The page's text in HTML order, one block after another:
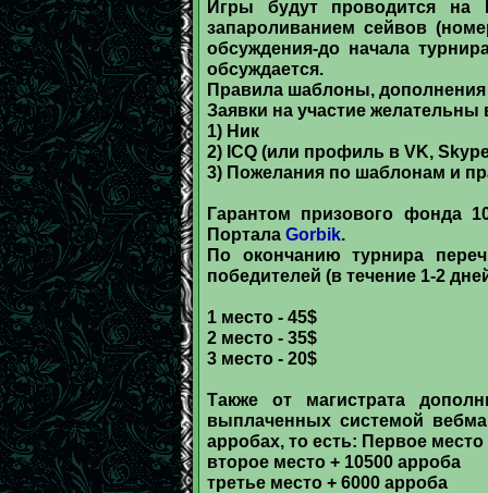
Игры будут проводится на
запароливанием сейвов
обсуждения-до начала
обсуждается.
Правила шаблоны,
Заявки на участие
1) Ник
2) ICQ (или профиль в VK,
3) Пожелания по шаблонам и
Гарантом призового фонда
Портала Gorbik.
По окончанию турнира
победителей (в течение 1-2
1 место - 45$
2 место - 35$
3 место - 20$
Также от магистрата
выплаченных системой
арробах, то есть: Первое место
второе место + 10500 арроба
третье место + 6000 арроба